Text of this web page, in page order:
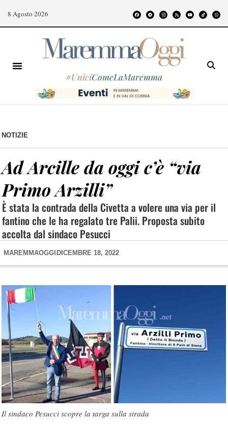
8 Agosto 2026
#UniciComeLaMaremma
NOTIZIE
Ad Arcille da oggi c’è “via
Primo Arzilli”
È stata la contrada della Civetta a volere una via per il
fantino che le ha regalato tre Palii. Proposta subito
accolta dal sindaco Pesucci
MAREMMAOGGI DICEMBRE 18, 2022
Il sindaco Pesucci scopre la targa sulla strada